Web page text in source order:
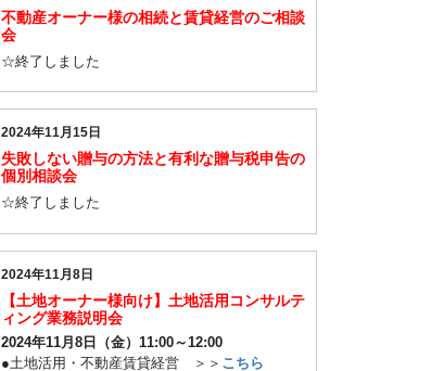
不動産オーナー様の相続と賃貸経営のご相談
会
☆終了しました
2024年11月15日
失敗しない贈与の方法と有利な贈与税申告の
個別相談会
☆終了しました
2024年11月8日
【土地オーナー様向け】土地活用コンサルテ
ィング業務説明会
2024年11月8日（金）11:00～12:00
●土地活用・不動産賃貸経営 ＞＞ こちら